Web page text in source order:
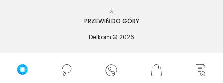
PRZEWIŃ DO GÓRY
Delkom © 2026